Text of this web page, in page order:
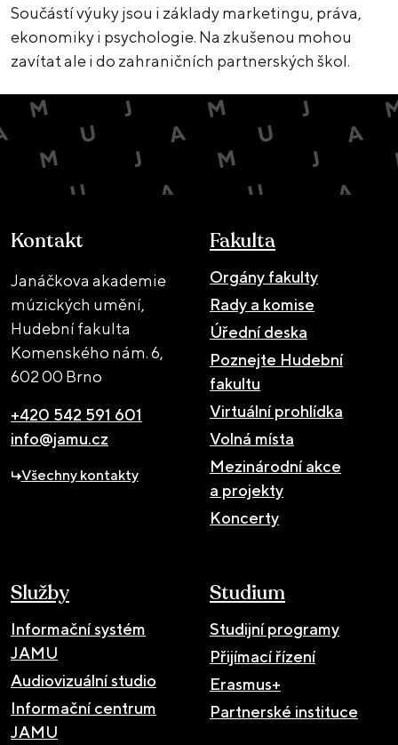
Součástí výuky jsou i základy marketingu, práva,
ekonomiky i psychologie. Na zkušenou mohou
zavítat ale i do zahraničních partnerských škol.
Kontakt
Janáčkova akademie
múzických umění,
Hudební fakulta
Komenského nám. 6,
602 00 Brno
+420 542 591 601
info@jamu.cz
Všechny kontakty
Fakulta
Orgány fakulty
Rady a komise
Úřední deska
Poznejte Hudební
fakultu
Virtuální prohlídka
Volná místa
Mezinárodní akce
a projekty
Koncerty
Služby
Informační systém
JAMU
Audiovizuální studio
Informační centrum
JAMU
Studium
Studijní programy
Přijímací řízení
Erasmus+
Partnerské instituce